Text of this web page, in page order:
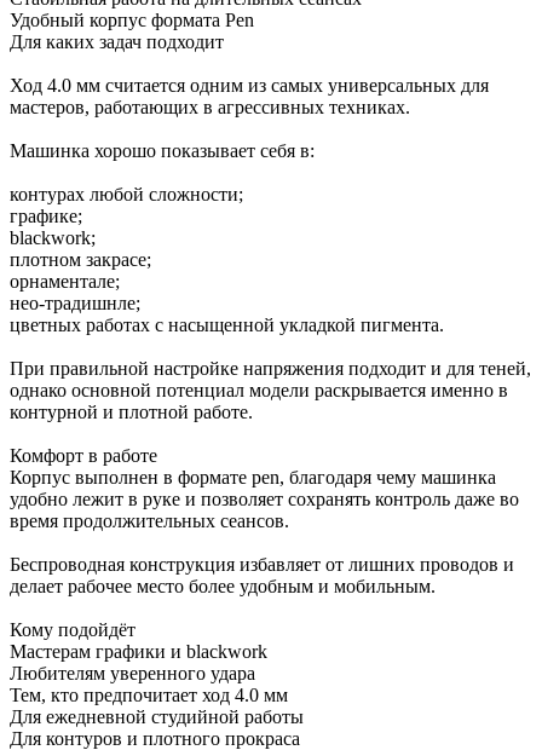
Удобный корпус формата Pen
Для каких задач подходит
Ход 4.0 мм считается одним из самых универсальных для
мастеров, работающих в агрессивных техниках.
Машинка хорошо показывает себя в:
контурах любой сложности;
графике;
blackwork;
плотном закрасе;
орнаментале;
нео-традишнле;
цветных работах с насыщенной укладкой пигмента.
При правильной настройке напряжения подходит и для теней,
однако основной потенциал модели раскрывается именно в
контурной и плотной работе.
Комфорт в работе
Корпус выполнен в формате pen, благодаря чему машинка
удобно лежит в руке и позволяет сохранять контроль даже во
время продолжительных сеансов.
Беспроводная конструкция избавляет от лишних проводов и
делает рабочее место более удобным и мобильным.
Кому подойдёт
Мастерам графики и blackwork
Любителям уверенного удара
Тем, кто предпочитает ход 4.0 мм
Для ежедневной студийной работы
Для контуров и плотного прокраса